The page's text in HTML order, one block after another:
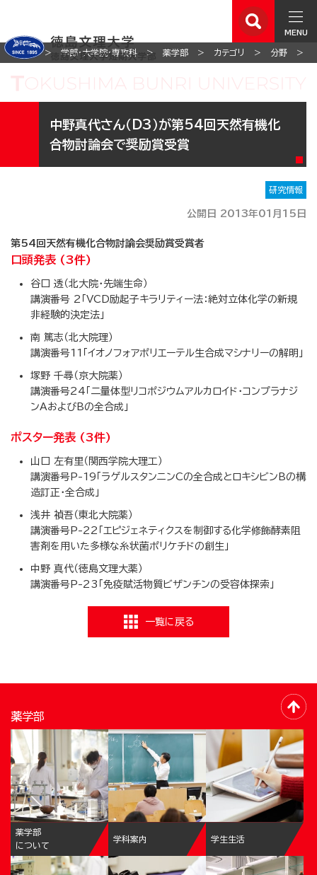
MENU
ホーム 学部・大学院・専攻科 薬学部 カテゴリ 分野
中野真代さん（D3）が第54回天然有機化
合物討論会で奨励賞受賞
研究情報
公開日 2013年01月15日
第54回天然有機化合物討論会奨励賞受賞者
口頭発表 (3件)
谷口 透（北大院・先端生命）
講演番号 2「VCD励起子キラリティー法：絶対立体化学の新規
非経験的決定法」
南 篤志（北大院理）
講演番号11「イオノフォアポリエーテル生合成マシナリーの解明」
塚野 千尋（京大院薬）
講演番号24「二量体型リコポジウムアルカロイド・コンプラナジ
ンAおよびBの全合成」
ポスター発表 (3件)
山口 左有里（関西学院大理工）
講演番号P-19「ラゲルスタンニンCの全合成とロキシビンBの構
造訂正・全合成」
浅井 禎吾（東北大院薬）
講演番号P-22「エピジェネティクスを制御する化学修飾酵素阻
害剤を用いた多様な糸状菌ポリケチドの創生」
中野 真代（徳島文理大薬）
講演番号P-23「免疫賦活物質ビザンチンの受容体探索」
一覧に戻る
薬学部
薬学部
について
学科案内 学生生活